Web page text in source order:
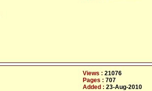
Views : 21076
Pages : 707
Added : 23-Aug-2010